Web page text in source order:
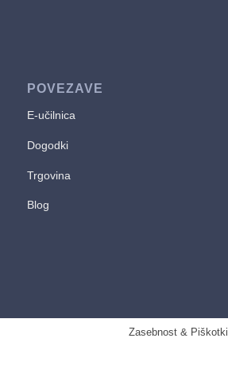
POVEZAVE
E-učilnica
Dogodki
Trgovina
Blog
Zasebnost & Piškotki